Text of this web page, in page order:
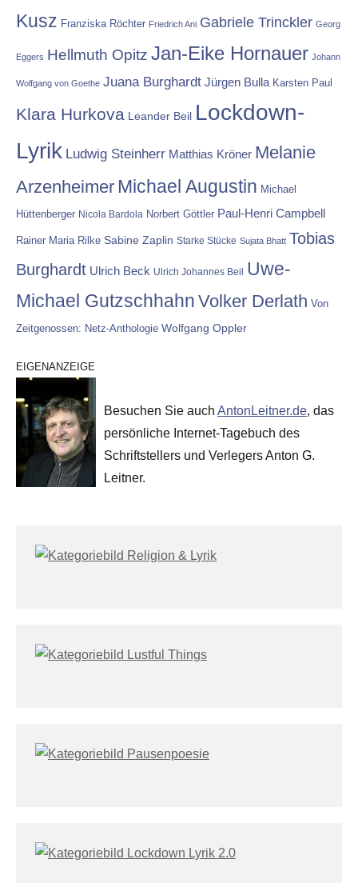
Kusz Franziska Röchter Friedrich Ani Gabriele Trinckler Georg
Eggers Hellmuth Opitz Jan-Eike Hornauer Johann
Wolfgang von Goethe Juana Burghardt Jürgen Bulla Karsten Paul
Klara Hurkova Leander Beil Lockdown-
Lyrik Ludwig Steinherr Matthias Kröner Melanie
Arzenheimer Michael Augustin Michael
Hüttenberger Nicola Bardola Norbert Göttler Paul-Henri Campbell
Rainer Maria Rilke Sabine Zaplin Starke Stücke Sujata Bhatt Tobias
Burghardt Ulrich Beck Ulrich Johannes Beil
Uwe-
Michael Gutzschhahn Volker Derlath Von
Zeitgenossen: Netz-Anthologie Wolfgang Oppler
EIGENANZEIGE
Besuchen Sie auch AntonLeitner.de, das
persönliche Internet-Tagebuch des
Schriftstellers und Verlegers Anton G.
Leitner.